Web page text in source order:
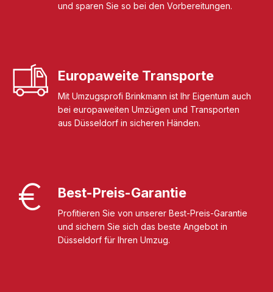
und sparen Sie so bei den Vorbereitungen.
Europaweite Transporte
Mit Umzugsprofi Brinkmann ist Ihr Eigentum auch
bei europaweiten Umzügen und Transporten
aus Düsseldorf in sicheren Händen.
Best-Preis-Garantie
Profitieren Sie von unserer Best-Preis-Garantie
und sichern Sie sich das beste Angebot in
Düsseldorf für Ihren Umzug.